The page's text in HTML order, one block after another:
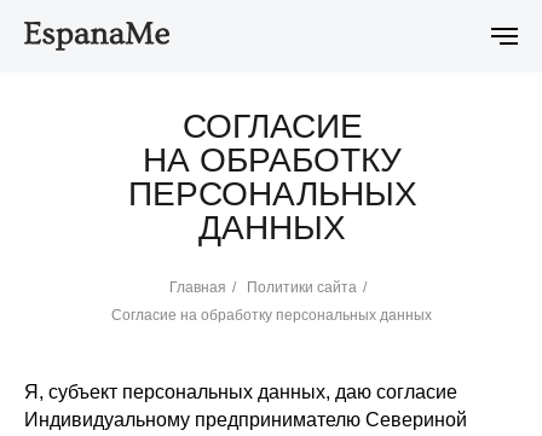
продаже Новейшая коллекция Ciclon Eclipse уже в продаже
СОГЛАСИЕ
НА ОБРАБОТКУ
ПЕРСОНАЛЬНЫХ
ДАННЫХ
Главная / Политики сайта /
Согласие на обработку персональных данных
Я, субъект персональных данных, даю согласие
Индивидуальному предпринимателю Севериной